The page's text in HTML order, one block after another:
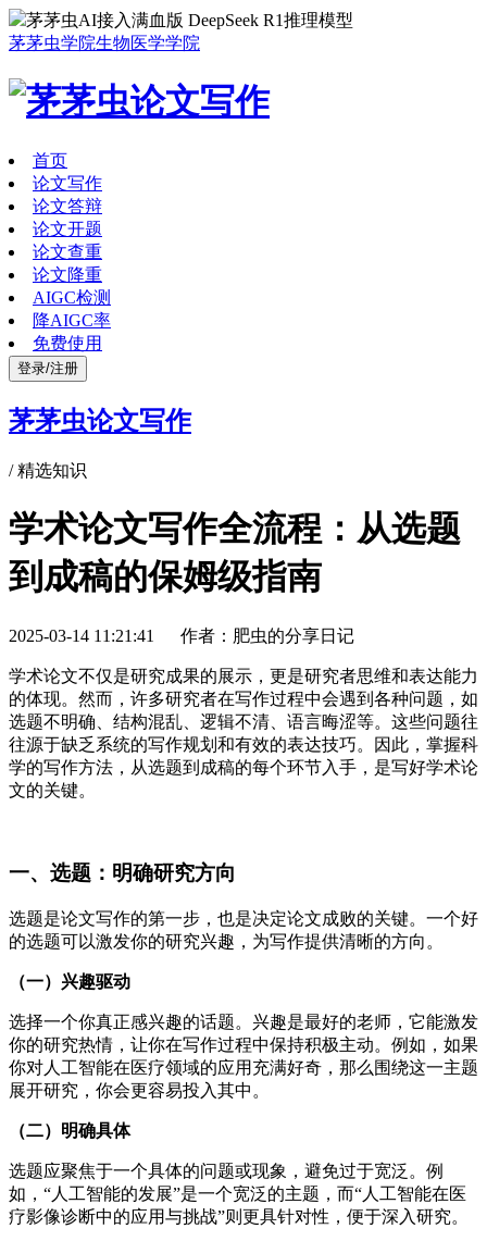
茅茅虫AI接入满血版 DeepSeek R1推理模型
茅茅虫学院生物医学学院
首页
论文写作
论文答辩
论文开题
论文查重
论文降重
AIGC检测
降AIGC率
免费使用
登录/注册
茅茅虫论文写作
/精选知识
学术论文写作全流程：从选题
到成稿的保姆级指南
2025-03-14 11:21:41 作者：肥虫的分享日记
学术论文不仅是研究成果的展示，更是研究者思维和表达能力
的体现。然而，许多研究者在写作过程中会遇到各种问题，如
选题不明确、结构混乱、逻辑不清、语言晦涩等。这些问题往
往源于缺乏系统的写作规划和有效的表达技巧。因此，掌握科
学的写作方法，从选题到成稿的每个环节入手，是写好学术论
文的关键。
一、选题：明确研究方向
选题是论文写作的第一步，也是决定论文成败的关键。一个好
的选题可以激发你的研究兴趣，为写作提供清晰的方向。
（一）兴趣驱动
选择一个你真正感兴趣的话题。兴趣是最好的老师，它能激发
你的研究热情，让你在写作过程中保持积极主动。例如，如果
你对人工智能在医疗领域的应用充满好奇，那么围绕这一主题
展开研究，你会更容易投入其中。
（二）明确具体
选题应聚焦于一个具体的问题或现象，避免过于宽泛。例
如，“人工智能的发展”是一个宽泛的主题，而“人工智能在医
疗影像诊断中的应用与挑战”则更具针对性，便于深入研究。